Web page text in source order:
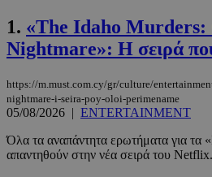
1. «The Idaho Murders:
Nightmare»: Η σειρά
https://m.must.com.cy/gr/culture/
nightmare-i-seira-poy-oloi-perimename
05/08/2026 | ENTERTAINMENT
Όλα τα αναπάντητα ερωτήματα για τα
απαντηθούν στην νέα σειρά του Netflix.